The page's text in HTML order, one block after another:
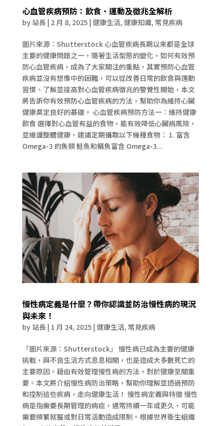
心血管疾病預防：飲食、運動及徵兆全解析
by 站長| 2 月 8, 2025 | 健康生活, 健康知識, 常見疾病
圖片來源：Shutterstock 心血管疾病長期以來都是全球
主要的健康問題之一，隨著生活型態的變化，如何有效預
防心血管疾病，成為了大家關注的重點，其實預防心血管
疾病並沒有想像中的困難，可以從改善日常的飲食與運動
習慣、了解並提高對心血管疾病徵兆的警覺性開始，本文
將告訴你有效預防心血管疾病的方法，幫助你為維持心臟
健康奠定良好的基礎。 心血管疾病預防方法一：維持健康
飲食 選擇對心血管有益的食物，能有效降低心臟病風險，
並維護整體健康，建議定期攝取以下幾種食物： 1. 富含
Omega-3 的魚類 鮭魚和鯖魚富含 Omega-3...
慢性病定義是什麼？帶你認識並防治慢性病的現況
與未來！
by 站長| 1 月 24, 2025 | 健康生活, 常見疾病
「圖片來源：Shutterstock」 慢性病已成為主要的健康
挑戰，與不良生活方式息息相關，也是造成大多數死亡的
主要原因。藉由有效管理慢性病的方法，對於健康至關重
要。本文將介紹慢性病防治策略，幫助你理解並透過預防
和控制這些疾病，走向健康生活！ 慢性病定義與特徵 慢性
病是指需要長期管理的病症，通常持續一年或更久，可能
需要頻繁就醫或對日常活動造成限制。根據世界衛生組織